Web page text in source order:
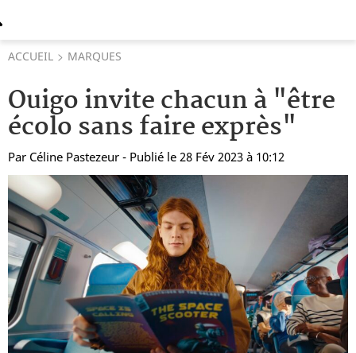
ACCUEIL MARQUES
Ouigo invite chacun à "être
écolo sans faire exprès"
Par Céline Pastezeur - Publié le 28 Fév 2023 à 10:12